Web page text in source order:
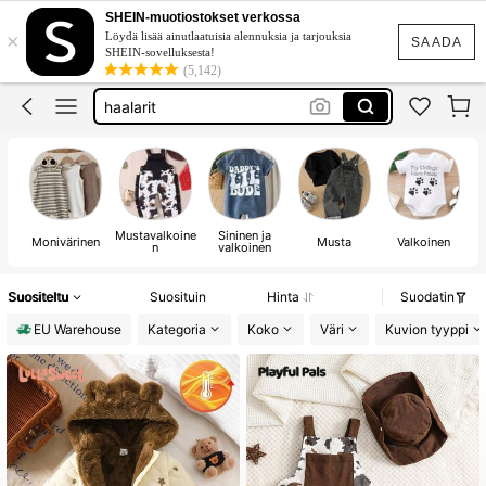
SAADA
×
SHEIN-muotiostokset verkossa
Löydä lisää ainutlaatuisia alennuksia ja tarjouksia
SHEIN-sovelluksesta!
(5,142)
baby
stich
christmas
haalarit
baby
Monivärinen Mustavalkoine
n
Sininen ja
valkoinen Musta Valkoinen
Suositeltu Suosituin Hinta
Suodatin
EU Warehouse
Kategoria Koko Väri Kuvion tyyppi